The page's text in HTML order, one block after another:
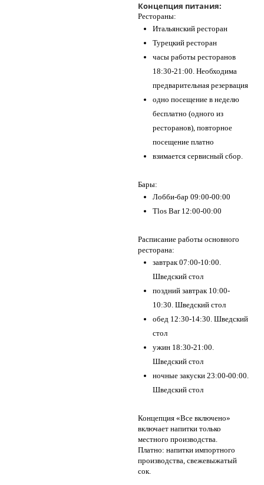
Концепция питания:
Рестораны:
Итальянский ресторан
Турецкий ресторан
часы работы ресторанов
18:30-21:00. Необходима
предварительная резервация
одно посещение в неделю
бесплатно (одного из
ресторанов), повторное
посещение платно
взимается сервисный сбор.
Бары:
Лобби-бар 09:00-00:00
Tlos Bar 12:00-00:00
Расписание работы основного
ресторана:
завтрак 07:00-10:00.
Шведский стол
поздний завтрак 10:00-
10:30. Шведский стол
обед 12:30-14:30. Шведский
стол
ужин 18:30-21:00.
Шведский стол
ночные закуски 23:00-00:00.
Шведский стол
Концепция «Все включено»
включает напитки только
местного производства.
Платно: напитки импортного
производства, свежевыжатый
сок.